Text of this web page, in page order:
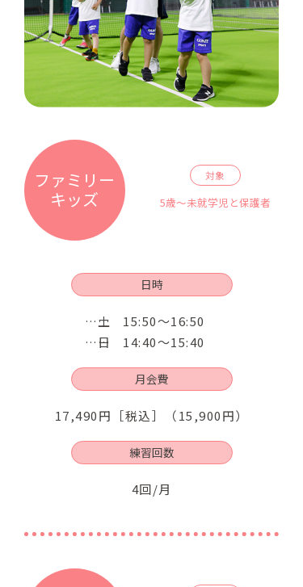
ファミリー
キッズ
対象
5歳～未就学児と保護者
日時
土
15:50～16:50
日
14:40〜15:40
月会費
17,490円［税込］（15,900円）
練習回数
4回/月